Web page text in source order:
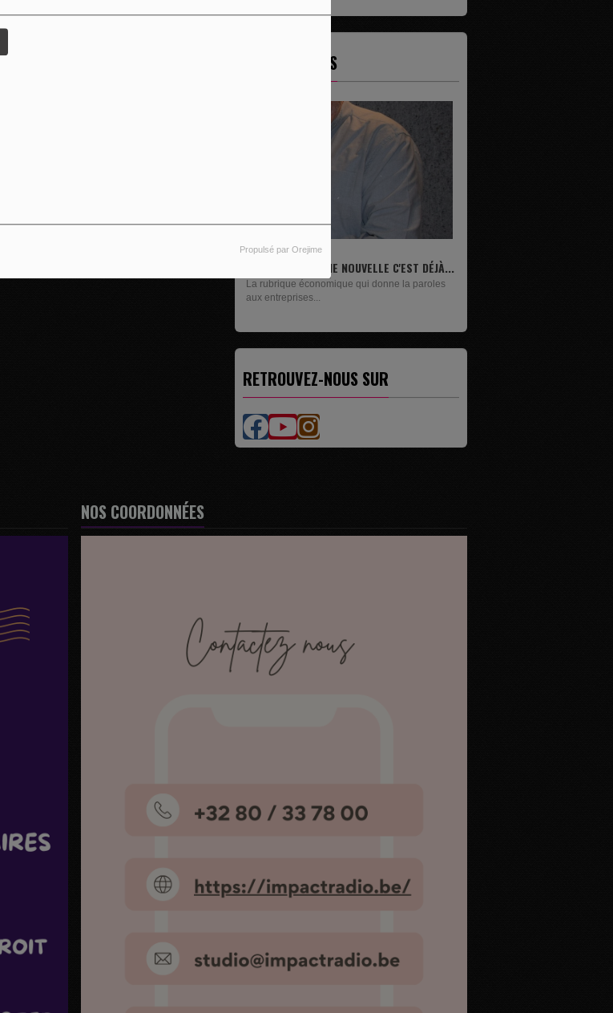
Propulsé par Orejime
LES ÉMISSIONS
Un lundi sur deux, Maxime Janssens vous
présente les livres de...
RETROUVEZ-NOUS SUR
NOS COORDONNÉES